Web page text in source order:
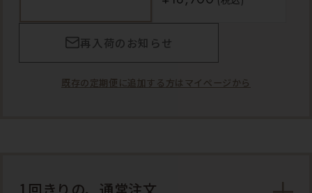
再入荷のお知らせ
既存の定期便に追加する方はマイページから
1回きりの、通常注文